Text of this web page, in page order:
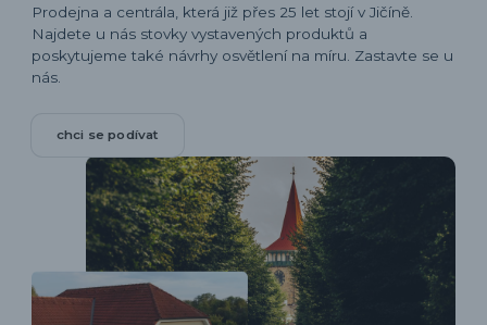
Prodejna a centrála, která již přes 25 let stojí v Jičíně.
Najdete u nás stovky vystavených produktů a
poskytujeme také návrhy osvětlení na míru. Zastavte se u
nás.
chci se podívat